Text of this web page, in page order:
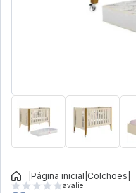
Página inicial Colchões
avalie